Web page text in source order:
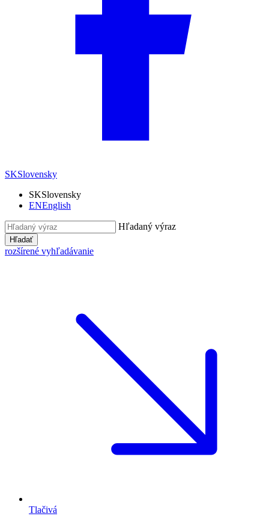
SKSlovensky
SKSlovensky
ENEnglish
Hľadaný výraz
Hľadať
rozšírené vyhľadávanie
Tlačivá